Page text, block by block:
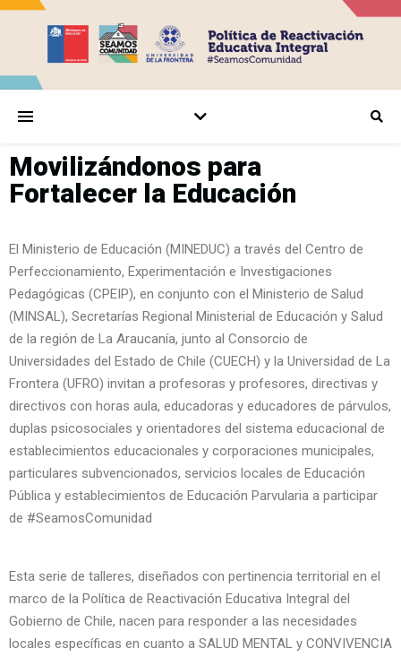
Movilizándonos para
Fortalecer la Educación
El Ministerio de Educación (MINEDUC) a través del Centro de
Perfeccionamiento, Experimentación e Investigaciones
Pedagógicas (CPEIP), en conjunto con el Ministerio de Salud
(MINSAL), Secretarías Regional Ministerial de Educación y Salud
de la región de La Araucanía, junto al Consorcio de
Universidades del Estado de Chile (CUECH) y la Universidad de La
Frontera (UFRO) invitan a profesoras y profesores, directivas y
directivos con horas aula, educadoras y educadores de párvulos,
duplas psicosociales y orientadores del sistema educacional de
establecimientos educacionales y corporaciones municipales,
particulares subvencionados, servicios locales de Educación
Pública y establecimientos de Educación Parvularia a participar
de #SeamosComunidad
Esta serie de talleres, diseñados con pertinencia territorial en el
marco de la Política de Reactivación Educativa Integral del
Gobierno de Chile, nacen para responder a las necesidades
locales específicas en cuanto a SALUD MENTAL y CONVIVENCIA